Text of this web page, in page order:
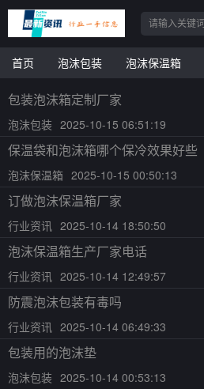
首页 泡沫包装 泡沫保温箱
包装泡沫箱定制厂家
泡沫包装 2025-10-15 06:51:19
保温袋和泡沫箱哪个保冷效果好些
泡沫保温箱 2025-10-15 00:50:13
订做泡沫保温箱厂家
行业资讯 2025-10-14 18:50:50
泡沫保温箱生产厂家电话
行业资讯 2025-10-14 12:49:57
防震泡沫包装有毒吗
行业资讯 2025-10-14 06:49:33
包装用的泡沫垫
泡沫包装 2025-10-14 00:53:13